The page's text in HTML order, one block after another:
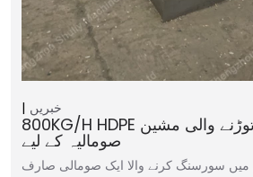
خبریں
800KG/H HDPE پلاسٹک کی بوتل توڑنے والی مشین
صومالیہ کے لیے